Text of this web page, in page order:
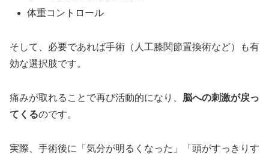
体重コントロール
そして、必要であれば手術（人工膝関節置換術など）も有
効な選択肢です。
痛みが取れることで再び活動的になり、 脳への刺激が戻っ
てくるのです。
実際、手術後に「気分が明るくなった」「頭がすっきりす